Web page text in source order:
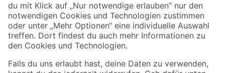
Jetzt die toom-App herunterladen